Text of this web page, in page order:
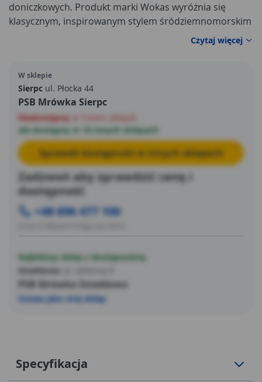
doniczkowych. Produkt marki Wokas wyróżnia się
klasycznym, inspirowanym stylem śródziemnomorskim
wzornictwem, dzięki czemu świetnie wpisuje się w
różnorodne aranżacje – od nowoczesnych po
łączy estetykę z funkcjonalnością, stanowiąc praktyczne
rozwiązanie do eksponowania roślin w domu, biurze
czy na balkonie. Jej kompaktowe wymiary sprawiają, że
doskonale nadaje się do mniejszych kwiatów oraz ziół.
Czytaj więcej
W sklepie
Sierpc ul. Płocka 44
PSB Mrówka Sierpc
Niedostępny
ale dostępny w 16 innych sklepach
Sprawdź dostępność w innych sklepach
Zadzwoń aby sprawdzić cenę i
dostępność
+48 696 477 100
Najbliższy sklep z dostępnością
Działdowo
PSB Mrówka Działdowo
Ustaw jako mój sklep
Specyfikacja